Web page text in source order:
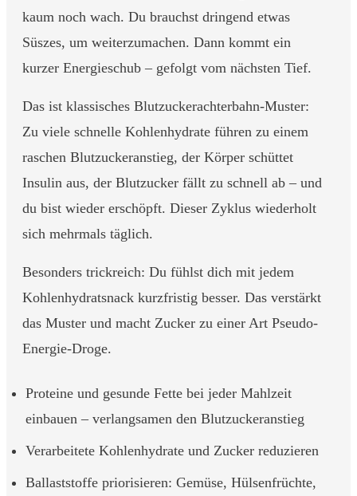
kaum noch wach. Du brauchst dringend etwas
Süszes, um weiterzumachen. Dann kommt ein
kurzer Energieschub – gefolgt vom nächsten Tief.
Das ist klassisches Blutzuckerachterbahn-Muster:
Zu viele schnelle Kohlenhydrate führen zu einem
raschen Blutzuckeranstieg, der Körper schüttet
Insulin aus, der Blutzucker fällt zu schnell ab – und
du bist wieder erschöpft. Dieser Zyklus wiederholt
sich mehrmals täglich.
Besonders trickreich: Du fühlst dich mit jedem
Kohlenhydratsnack kurzfristig besser. Das verstärkt
das Muster und macht Zucker zu einer Art Pseudo-
Energie-Droge.
Proteine und gesunde Fette bei jeder Mahlzeit
einbauen – verlangsamen den Blutzuckeranstieg
Verarbeitete Kohlenhydrate und Zucker reduzieren
Ballaststoffe priorisieren: Gemüse, Hülsenfrüchte,